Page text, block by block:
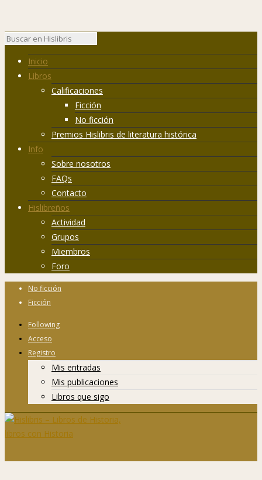
Inicio
Libros
Calificaciones
Ficción
No ficción
Premios Hislibris de literatura histórica
Info
Sobre nosotros
FAQs
Contacto
Hislibreños
Actividad
Grupos
Miembros
Foro
No ficción
Ficción
Following
Acceso
Registro
Mis entradas
Mis publicaciones
Libros que sigo